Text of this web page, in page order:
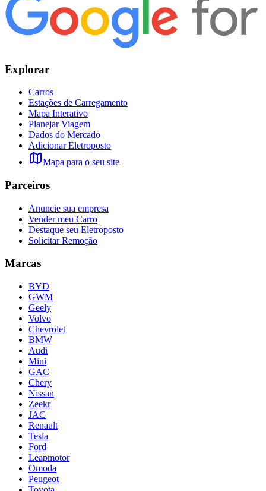
Explorar
Carros
Estações de Carregamento
Mapa Interativo
Planejar Viagem
Dados do Mercado
Adicionar Eletroposto
Mapa para o seu site
Parceiros
Anuncie sua empresa
Vender meu Carro
Destaque seu Eletroposto
Solicitar Remoção
Marcas
BYD
GWM
Geely
Volvo
Chevrolet
BMW
Audi
Mini
GAC
Chery
Nissan
Zeekr
JAC
Renault
Tesla
Ford
Leapmotor
Omoda
Peugeot